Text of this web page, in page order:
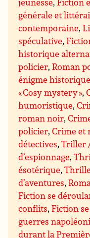
générale et
contemporaine,
spéculative,
historique
policier,Roman
énigme
« Cosy mystery »,
humoristique,
roman noir,
policier,Crime et
détectives,Triller
d’espionnage,
ésotérique,
d’aventures,
Fiction se
conflits,Fiction
guerres
durant la